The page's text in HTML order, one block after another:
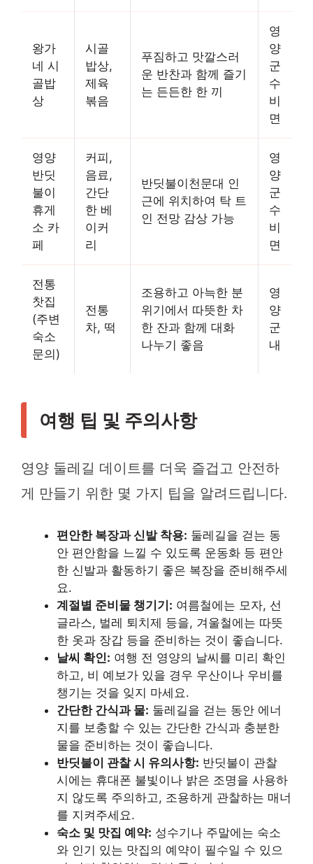
왕가
네 시
골밥
상
시골
밥상,
제육
볶음
푸짐하고 맛깔스러
운 반찬과 함께 즐기
는 든든한 한 끼
영
양
군
수
비
면
영양
반딧
불이
휴게
소 카
페
커피,
음료,
간단
한 베
이커
리
반딧불이천문대 인
근에 위치하여 탁 트
인 전망 감상 가능
영
양
군
수
비
면
전통
찻집
(주변
숙소
문의)
전통
차, 떡
조용하고 아늑한 분
위기에서 따뜻한 차
한 잔과 함께 대화
나누기 좋음
영
양
군
내
여행 팁 및 주의사항
영양 둘레길 데이트를 더욱 즐겁고 안전하
게 만들기 위한 몇 가지 팁을 알려드립니다.
편안한 복장과 신발 착용: 둘레길을 걷는 동
안 편안함을 느낄 수 있도록 운동화 등 편안
한 신발과 활동하기 좋은 복장을 준비해주세
요.
계절별 준비물 챙기기: 여름철에는 모자, 선
글라스, 벌레 퇴치제 등을, 겨울철에는 따뜻
한 옷과 장갑 등을 준비하는 것이 좋습니다.
날씨 확인: 여행 전 영양의 날씨를 미리 확인
하고, 비 예보가 있을 경우 우산이나 우비를
챙기는 것을 잊지 마세요.
간단한 간식과 물: 둘레길을 걷는 동안 에너
지를 보충할 수 있는 간단한 간식과 충분한
물을 준비하는 것이 좋습니다.
반딧불이 관찰 시 유의사항: 반딧불이 관찰
시에는 휴대폰 불빛이나 밝은 조명을 사용하
지 않도록 주의하고, 조용하게 관찰하는 매너
를 지켜주세요.
숙소 및 맛집 예약: 성수기나 주말에는 숙소
와 인기 있는 맛집의 예약이 필수일 수 있으